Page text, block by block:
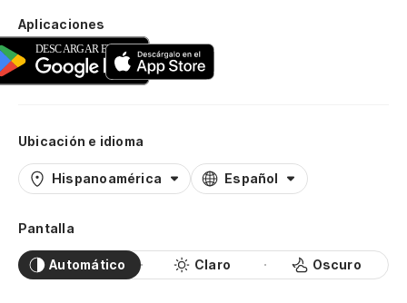
Aplicaciones
Ubicación e idioma
Hispanoamérica Español
Pantalla
Automático Claro Oscuro